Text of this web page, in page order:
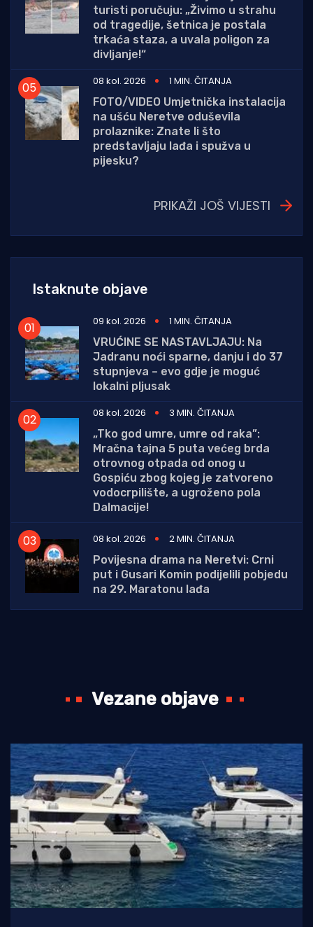
turisti poručuju: „Živimo u strahu
od tragedije, šetnica je postala
trkaća staza, a uvala poligon za
divljanje!“
08 kol. 2026
1 MIN. ČITANJA
FOTO/VIDEO Umjetnička instalacija
na ušću Neretve oduševila
prolaznike: Znate li što
predstavljaju lađa i spužva u
pijesku?
PRIKAŽI JOŠ VIJESTI
Istaknute objave
09 kol. 2026
1 MIN. ČITANJA
VRUĆINE SE NASTAVLJAJU: Na
Jadranu noći sparne, danju i do 37
stupnjeva – evo gdje je moguć
lokalni pljusak
08 kol. 2026
3 MIN. ČITANJA
„Tko god umre, umre od raka”:
Mračna tajna 5 puta većeg brda
otrovnog otpada od onog u
Gospiću zbog kojeg je zatvoreno
vodocrpilište, a ugroženo pola
Dalmacije!
08 kol. 2026
2 MIN. ČITANJA
Povijesna drama na Neretvi: Crni
put i Gusari Komin podijelili pobjedu
na 29. Maratonu lađa
Vezane objave